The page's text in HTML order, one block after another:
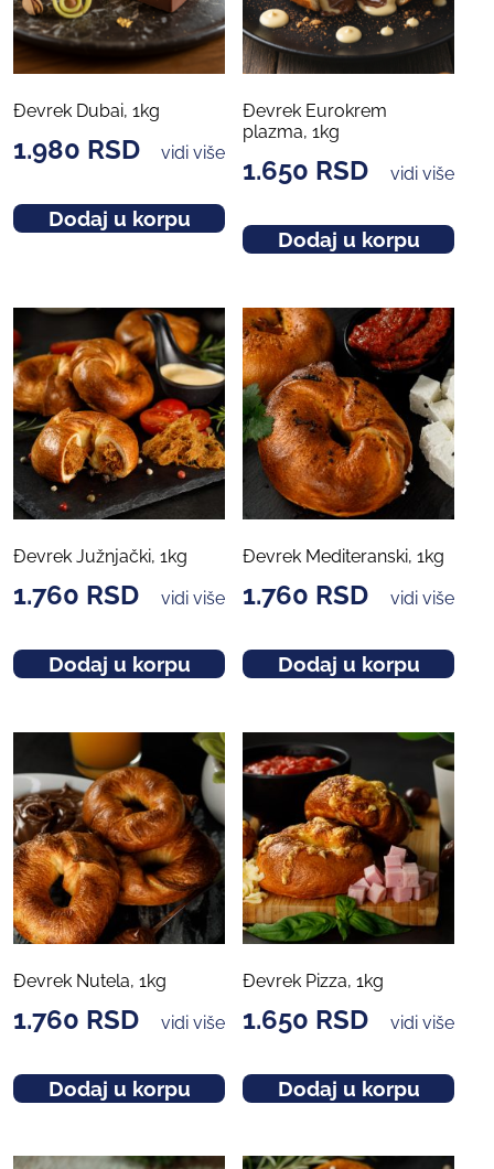
Đevrek Dubai, 1kg
1.980 RSD vidi više
Dodaj u korpu
Đevrek Eurokrem
plazma, 1kg
1.650 RSD vidi više
Dodaj u korpu
Đevrek Južnjački, 1kg
1.760 RSD vidi više
Dodaj u korpu
Đevrek Mediteranski, 1kg
1.760 RSD vidi više
Dodaj u korpu
Đevrek Nutela, 1kg
1.760 RSD vidi više
Dodaj u korpu
Đevrek Pizza, 1kg
1.650 RSD vidi više
Dodaj u korpu